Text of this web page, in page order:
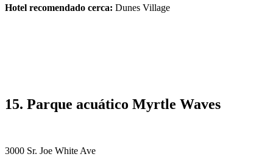
Hotel recomendado cerca: Dunes Village
15. Parque acuático Myrtle Waves
3000 Sr. Joe White Ave